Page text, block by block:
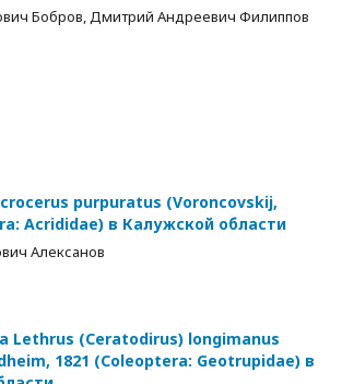
Бобров, Дмитрий Андреевич Филиппов
purpuratus (Voroncovskij,
Acrididae) в Калужской области
Алексанов
Lethrus (Ceratodirus) longimanus
1821 (Coleoptera: Geotrupidae) в